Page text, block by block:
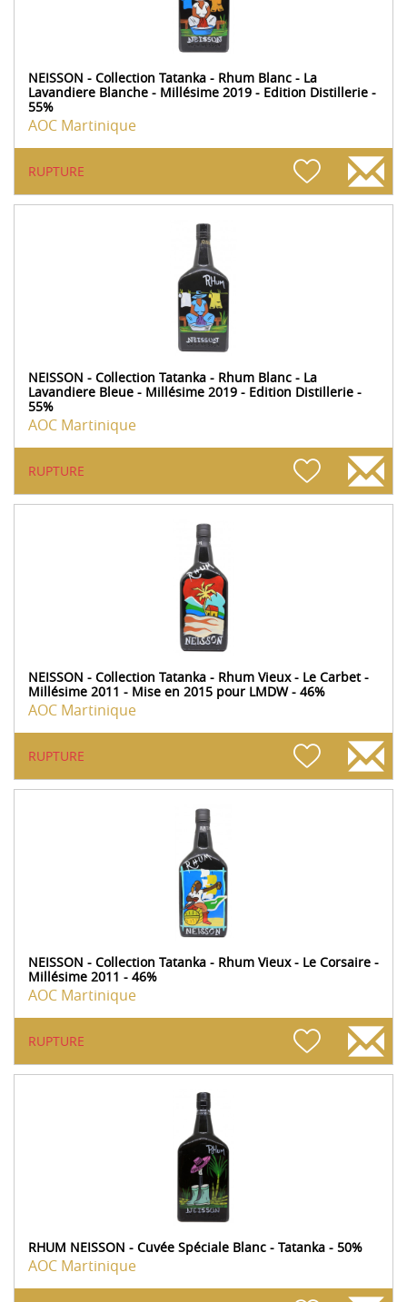
NEISSON - Collection Tatanka - Rhum Blanc - La
Lavandiere Blanche - Millésime 2019 - Edition Distillerie -
55%
AOC Martinique
RUPTURE
NEISSON - Collection Tatanka - Rhum Blanc - La
Lavandiere Bleue - Millésime 2019 - Edition Distillerie -
55%
AOC Martinique
RUPTURE
NEISSON - Collection Tatanka - Rhum Vieux - Le Carbet -
Millésime 2011 - Mise en 2015 pour LMDW - 46%
AOC Martinique
RUPTURE
NEISSON - Collection Tatanka - Rhum Vieux - Le Corsaire -
Millésime 2011 - 46%
AOC Martinique
RUPTURE
RHUM NEISSON - Cuvée Spéciale Blanc - Tatanka - 50%
AOC Martinique